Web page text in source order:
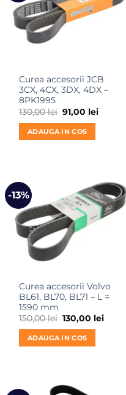
Curea accesorii JCB
3CX, 4CX, 3DX, 4DX –
8PK1995
130,00lei Prețul
inițial
a
fost:
130,00 lei.
91,00 leiPrețul
ADAUGA IN COS
-13%
Curea accesorii Volvo
BL61, BL70, BL71 – L =
1590 mm
150,00lei Prețul
inițial
a
fost:
150,00 lei.
130,00 leiPrețul
ADAUGA IN COS